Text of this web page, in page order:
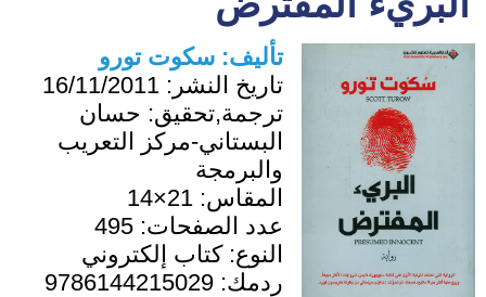
تأليف: سكوت تورو
تاريخ النشر: 16/11/2011
ترجمة,تحقيق: حسان
البستاني-مركز التعريب
والبرمجة
المقاس: 21×14
عدد الصفحات: 495
النوع:كتاب إلكتروني
ردمك: 9786144215029